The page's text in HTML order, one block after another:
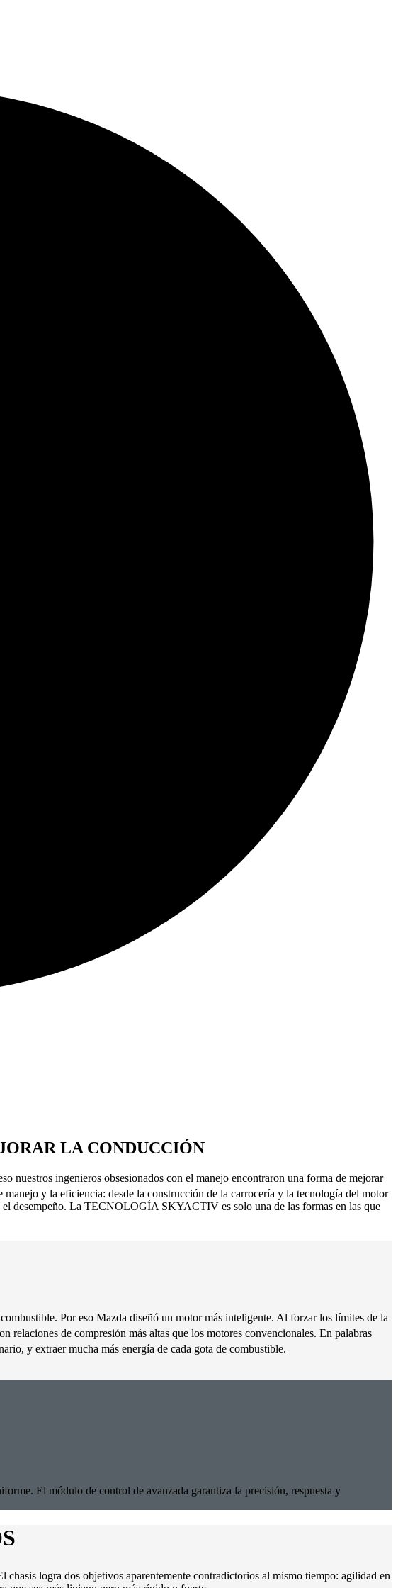
LA CONDUCCIÓN
nuestros ingenieros obsesionados con el manejo encontraron una forma de mejorar
y la eficiencia: desde la construcción de la carrocería y la tecnología del motor
desempeño. La TECNOLOGÍA SKYACTIV es solo una de las formas en las que
Por eso Mazda diseñó un motor más inteligente. Al forzar los límites de la
de compresión más altas que los motores convencionales. En palabras
y extraer mucha más energía de cada gota de combustible.
El módulo de control de avanzada garantiza la precisión, respuesta y
logra dos objetivos aparentemente contradictorios al mismo tiempo: agilidad en